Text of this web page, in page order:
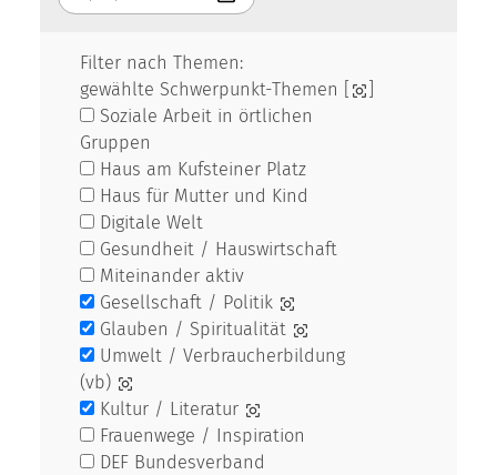
Filter nach Themen:
gewählte Schwerpunkt-Themen [
Soziale Arbeit in örtlichen
Gruppen
Haus am Kufsteiner Platz
Haus für Mutter und Kind
Digitale Welt
Gesundheit / Hauswirtschaft
Miteinander aktiv
Gesellschaft / Politik
Glauben / Spiritualität
Umwelt / Verbraucherbildung
(vb)
Kultur / Literatur
Frauenwege / Inspiration
DEF Bundesverband